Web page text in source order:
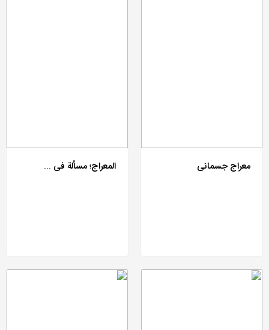
معراج جسمانی المعراج؛ مسألة فی ...